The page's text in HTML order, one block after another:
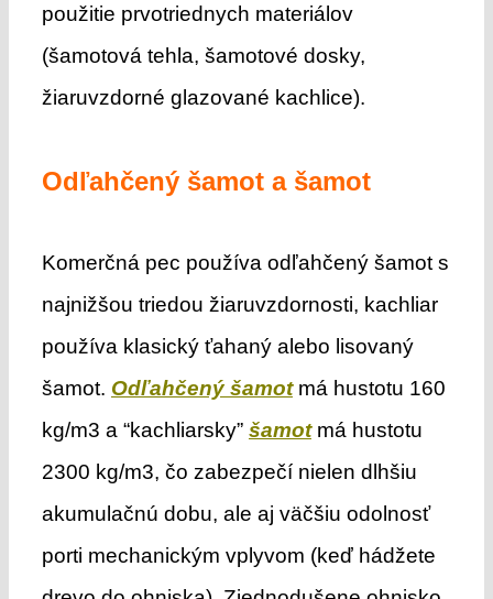
použitie prvotriednych materiálov
(šamotová tehla, šamotové dosky,
žiaruvzdorné glazované kachlice).
Odľahčený šamot a šamot
Komerčná pec používa odľahčený šamot s
najnižšou triedou žiaruvzdornosti, kachliar
používa klasický ťahaný alebo lisovaný
šamot. Odľahčený šamotmá hustotu 160
kg/m3 a “kachliarsky” šamot má hustotu
2300 kg/m3, čo zabezpečí nielen dlhšiu
akumulačnú dobu, ale aj väčšiu odolnosť
porti mechanickým vplyvom (keď hádžete